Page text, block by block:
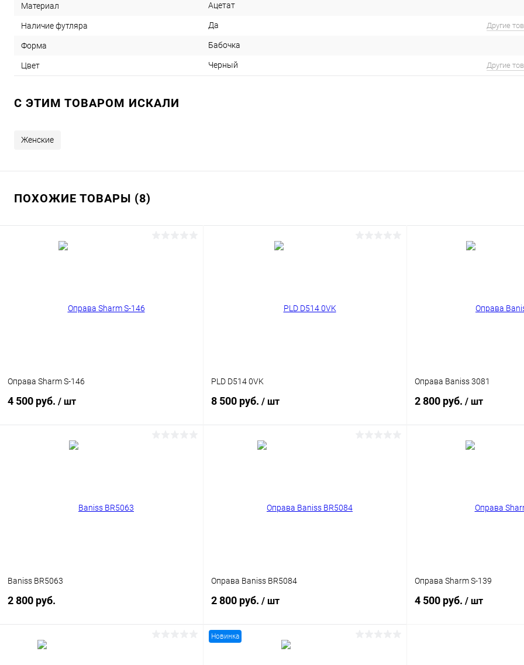
Материал Ацетат
Наличие футляра Да Другие
Форма Бабочка
Цвет Черный Другие
C ЭТИМ ТОВАРОМ ИСКАЛИ
Женские
ПОХОЖИЕ ТОВАРЫ (8)
Оправа Sharm S-146
4 500 руб. / шт
PLD D514 0VK
8 500 руб. / шт
Оправа Baniss 3081
2 800 руб. / шт
Baniss BR5063
2 800 руб.
Оправа Baniss BR5084
2 800 руб. / шт
Оправа Sharm S-139
4 500 руб. / шт
Новинка